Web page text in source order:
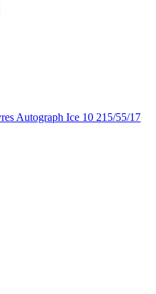
Autograph Ice 10 215/55/17